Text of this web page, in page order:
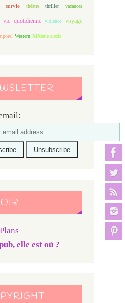
survie théâtre thriller vacances
vie quotidienne violence voyage
Western XIXème siècle
elle est où ?